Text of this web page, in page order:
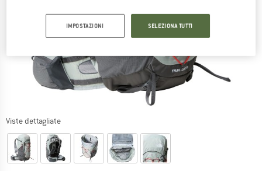
Viste dettagliate
IMPOSTAZIONI SELEZIONA TUTTI